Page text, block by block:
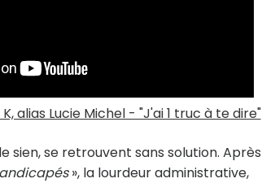
alias Lucie Michel - "J'ai 1 truc à te dire"
se retrouvent sans solution. Après
», la lourdeur administrative,